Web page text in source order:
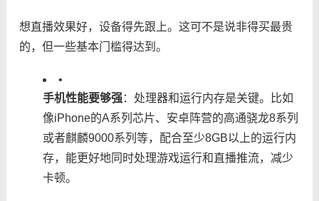
想直播效果好，设备得先跟上。这可不是说非得买最贵
的，但一些基本门槛得达到。
•
​手机性能要够强​​：处理器和运行内存是关键。比如
像iPhone的A系列芯片、安卓阵营的高通骁龙8系列
或者麒麟9000系列等，配合至少8GB以上的运行内
存，能更好地同时处理游戏运行和直播推流，减少
卡顿。